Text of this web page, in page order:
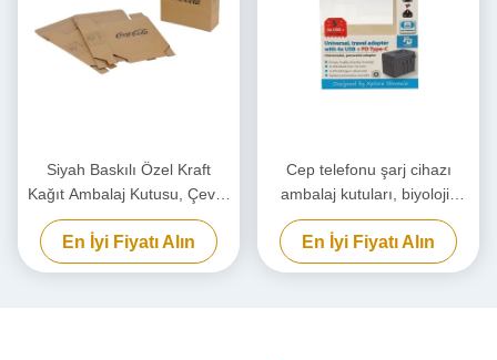
Siyah Baskılı Özel Kraft
Kağıt Ambalaj Kutusu, Çevre
Dostu Karton Kutu
En İyi Fiyatı Alın
Cep telefonu şarj cihazı
ambalaj kutuları, biyolojik
olarak bozulabilir güç
bankası ambalaj kutuları
özel
En İyi Fiyatı Alın